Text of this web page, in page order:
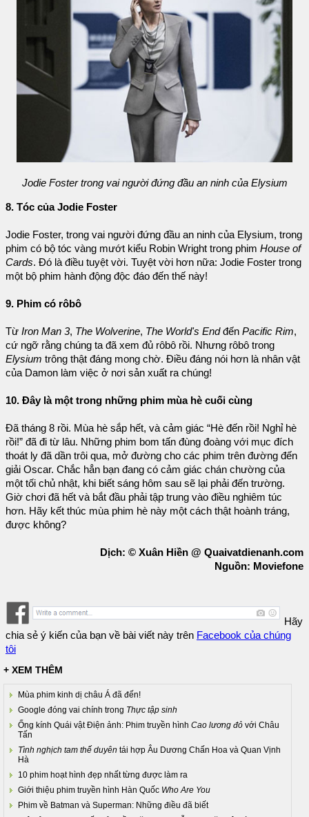
Jodie Foster trong vai người đứng đầu an ninh của Elysium
8. Tóc của Jodie Foster
Jodie Foster, trong vai người đứng đầu an ninh của Elysium, trong
phim có bộ tóc vàng mướt kiểu Robin Wright trong phim House of
Cards. Đó là điều tuyệt vời. Tuyệt vời hơn nữa: Jodie Foster trong
một bộ phim hành động độc đáo đến thế này!
9. Phim có rôbô
Từ Iron Man 3, The Wolverine, The World's Endđến Pacific Rim,
cứ ngỡ rằng chúng ta đã xem đủ rôbô rồi. Nhưng rôbô trong
Elysium trông thật đáng mong chờ. Điều đáng nói hơn là nhân vật
của Damon làm việc ở nơi sản xuất ra chúng!
10. Đây là một trong những phim mùa hè cuối cùng
Đã tháng 8 rồi. Mùa hè sắp hết, và cảm giác “Hè đến rồi! Nghỉ hè
rồi!” đã đi từ lâu. Những phim bom tấn đùng đoàng với mục đích
thoát ly đã dần trôi qua, mở đường cho các phim trên đường đến
giải Oscar. Chắc hẳn bạn đang có cảm giác chán chường của
một tối chủ nhật, khi biết sáng hôm sau sẽ lại phải đến trường.
Giờ chơi đã hết và bắt đầu phải tập trung vào điều nghiêm túc
hơn. Hãy kết thúc mùa phim hè này một cách thật hoành tráng,
được không?
Dịch: © Xuân Hiền @ Quaivatdienanh.com
Nguồn: Moviefone
Hãy
chia sẻ ý kiến của bạn về bài viết này trên Facebook của chúng
tôi
+ XEM THÊM
Mùa phim kinh dị châu Á đã đến!
Google đóng vai chính trong Thực tập sinh
Ống kính Quái vật Điện ảnh: Phim truyền hình Cao lương đỏ với Châu
Tấn
Tình nghịch tam thế duyên tái hợp Âu Dương Chấn Hoa và Quan Vịnh
Hà
10 phim hoạt hình đẹp nhất từng được làm ra
Giới thiệu phim truyền hình Hàn Quốc Who Are You
Phim về Batman và Superman: Những điều đã biết